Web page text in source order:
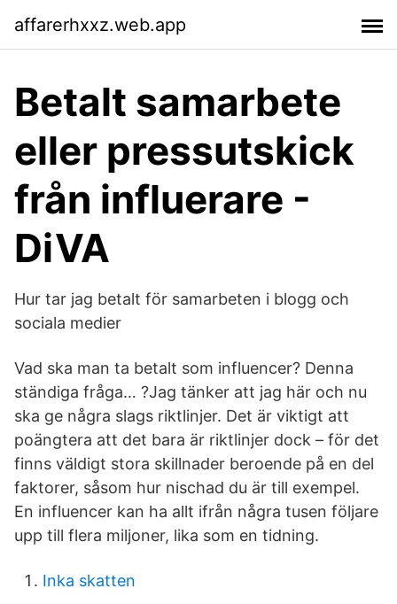
affarerhxxz.web.app
Betalt samarbete
eller pressutskick
från influerare -
DiVA
Hur tar jag betalt för samarbeten i blogg och
sociala medier
Vad ska man ta betalt som influencer? Denna
ständiga fråga… ?Jag tänker att jag här och nu
ska ge några slags riktlinjer. Det är viktigt att
poängtera att det bara är riktlinjer dock – för det
finns väldigt stora skillnader beroende på en del
faktorer, såsom hur nischad du är till exempel.
En influencer kan ha allt ifrån några tusen följare
upp till flera miljoner, lika som en tidning.
Inka skatten